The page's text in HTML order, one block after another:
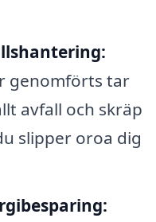
genomförts tar
avfall och skräp
slipper oroa dig